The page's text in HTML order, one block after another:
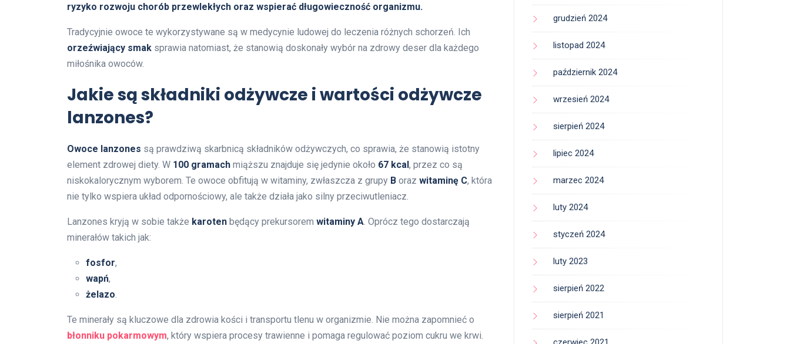
ryzyko rozwoju chorób przewlekłych oraz wspierać długowieczność organizmu.
Tradycyjnie owoce te wykorzystywane są w medycynie ludowej do leczenia różnych schorzeń. Ich
orzeźwiający smak sprawia natomiast, że stanowią doskonały wybór na zdrowy deser dla każdego
miłośnika owoców.
Jakie są składniki odżywcze i wartości odżywcze
lanzones?
Owoce lanzones są prawdziwą skarbnicą składników odżywczych, co sprawia, że stanowią istotny
element zdrowej diety. W 100 gramach miąższu znajduje się jedynie około 67 kcal, przez co są
niskokalorycznym wyborem. Te owoce obfitują w witaminy, zwłaszcza z grupy B oraz witaminę C, która
nie tylko wspiera układ odpornościowy, ale także działa jako silny przeciwutleniacz.
Lanzones kryją w sobie także karoten będący prekursorem witaminy A . Oprócz tego dostarczają
minerałów takich jak:
fosfor,
wapń,
żelazo
Te minerały są kluczowe dla zdrowia kości i transportu tlenu w organizmie. Nie można zapomnieć o
błonniku pokarmowym, który wspiera procesy trawienne i pomaga regulować poziom cukru we krwi.
grudzień 2024
listopad 2024
październik 2024
wrzesień 2024
sierpień 2024
lipiec 2024
marzec 2024
luty 2024
styczeń 2024
luty 2023
sierpień 2022
sierpień 2021